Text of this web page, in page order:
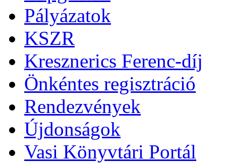
Pályázatok
KSZR
Kresznerics Ferenc-díj
Önkéntes regisztráció
Rendezvények
Újdonságok
Vasi Könyvtári Portál